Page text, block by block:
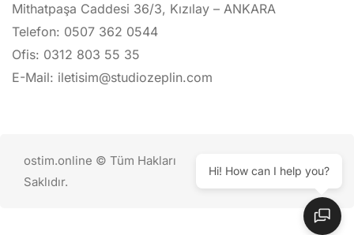
Mithatpaşa Caddesi 36/3, Kızılay – ANKARA
Telefon: 0507 362 0544
Ofis: 0312 803 55 35
E-Mail: iletisim@studiozeplin.com
ostim.online © Tüm Hakları
Saklıdır.
Hi! How can I help you?